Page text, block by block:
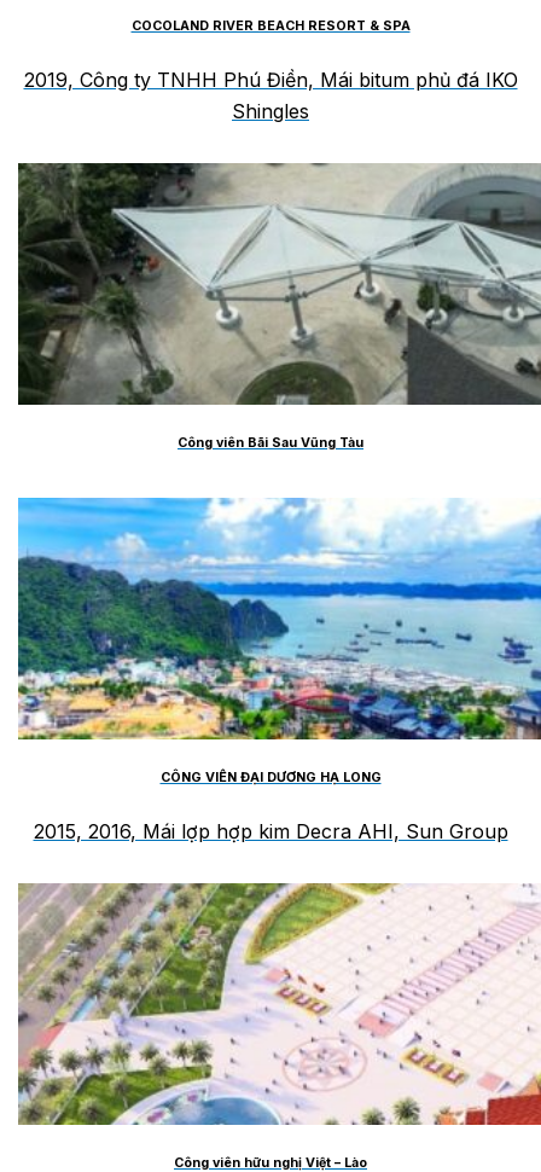
COCOLAND RIVER BEACH RESORT & SPA
2019, Công ty TNHH Phú Điền, Mái bitum phủ đá IKO
Shingles
Công viên Bãi Sau Vũng Tàu
CÔNG VIÊN ĐẠI DƯƠNG HẠ LONG
2015, 2016, Mái lợp hợp kim Decra AHI, Sun Group
Công viên hữu nghị Việt – Lào